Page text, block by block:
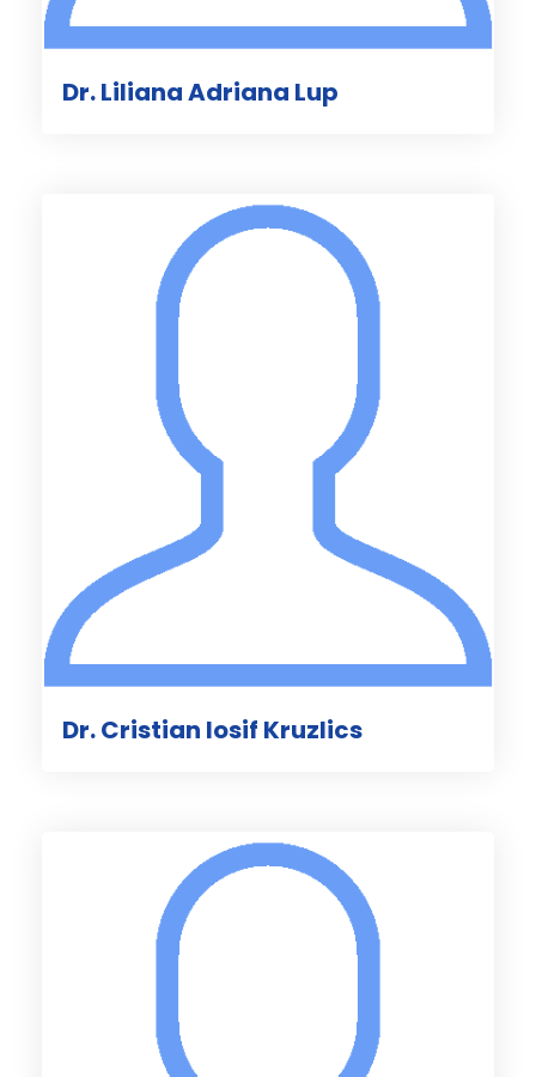
Dr. Liliana Adriana Lup
Dr. Cristian Iosif Kruzlics